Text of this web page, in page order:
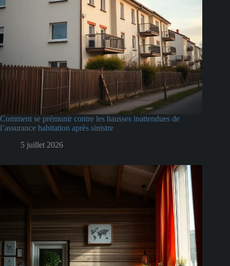
Comment se prémunir contre les hausses inattendues de
l’assurance habitation après sinistre
5 juillet 2026